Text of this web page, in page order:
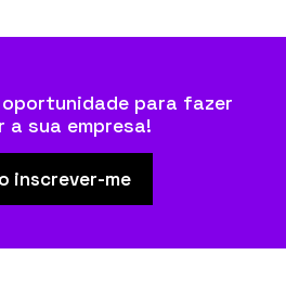
para fazer
a sua empresa!
inscrever-me